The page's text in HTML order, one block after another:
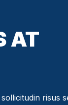
AT
risus